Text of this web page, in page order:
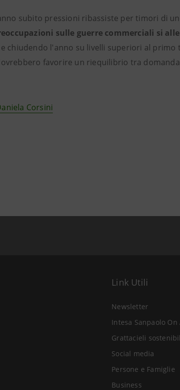
subito pressioni ribassiste per timori di
sulle guerre commerciali si
e chiudendo l'anno su livelli superiori al primo
favorire un riequilibrio tra
Corsini
Link Utili
Newsletter
Intesa Sanpaolo On
Grattacieli
Social media
Persone e Famiglie
Business